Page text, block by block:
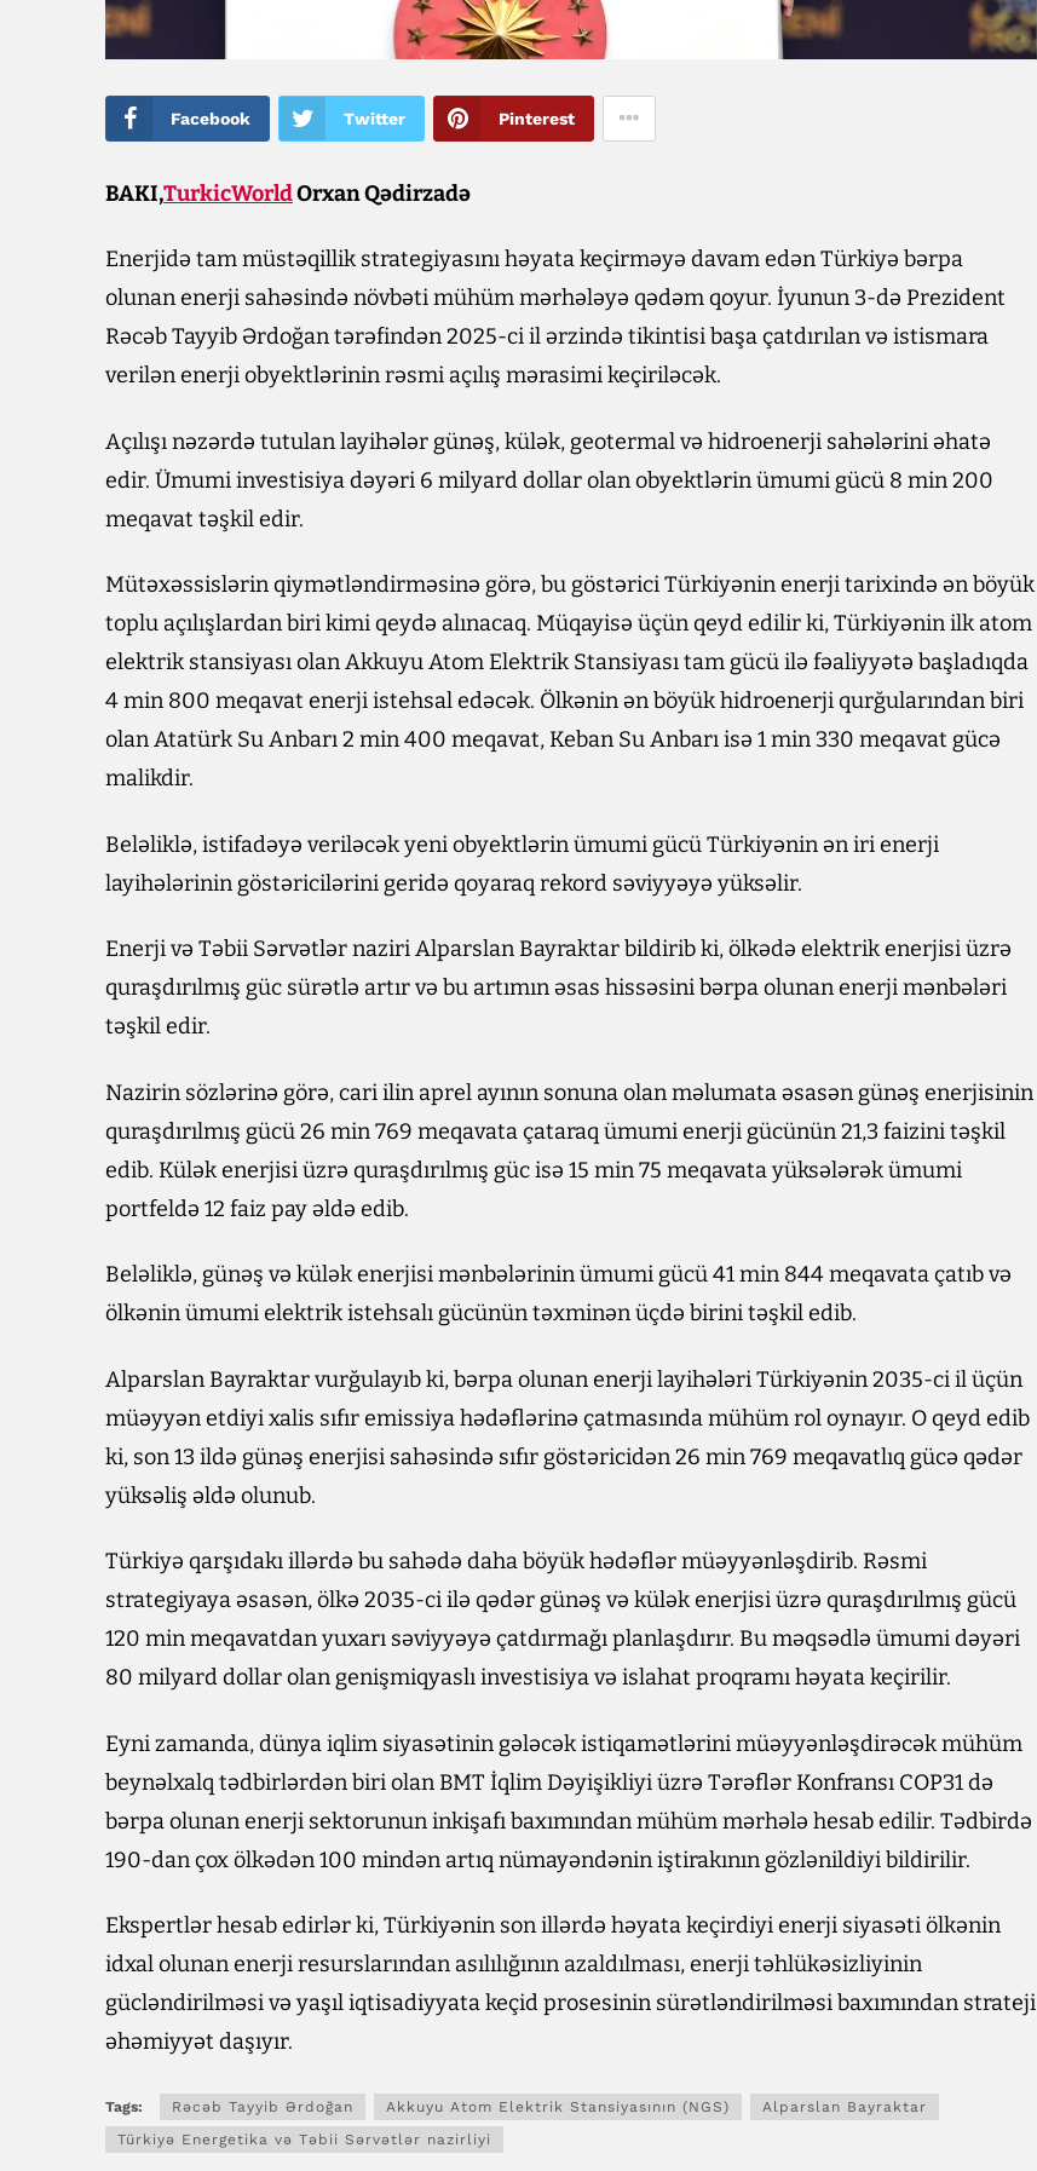
Facebook Twitter Pinterest
BAKI,TurkicWorldOrxan Qədirzadə
Enerjidə tam müstəqillik strategiyasını həyata keçirməyə davam edən Türkiyə bərpa
olunan enerji sahəsində növbəti mühüm mərhələyə qədəm qoyur. İyunun 3-də Prezident
Rəcəb Tayyib Ərdoğan tərəfindən 2025-ci il ərzində tikintisi başa çatdırılan və istismara
verilən enerji obyektlərinin rəsmi açılış mərasimi keçiriləcək.
Açılışı nəzərdə tutulan layihələr günəş, külək, geotermal və hidroenerji sahələrini əhatə
edir. Ümumi investisiya dəyəri 6 milyard dollar olan obyektlərin ümumi gücü 8 min 200
meqavat təşkil edir.
Mütəxəssislərin qiymətləndirməsinə görə, bu göstərici Türkiyənin enerji tarixində ən böyük
toplu açılışlardan biri kimi qeydə alınacaq. Müqayisə üçün qeyd edilir ki, Türkiyənin ilk atom
elektrik stansiyası olan Akkuyu Atom Elektrik Stansiyası tam gücü ilə fəaliyyətə başladıqda
4 min 800 meqavat enerji istehsal edəcək. Ölkənin ən böyük hidroenerji qurğularından biri
olan Atatürk Su Anbarı 2 min 400 meqavat, Keban Su Anbarı isə 1 min 330 meqavat gücə
malikdir.
Beləliklə, istifadəyə veriləcək yeni obyektlərin ümumi gücü Türkiyənin ən iri enerji
layihələrinin göstəricilərini geridə qoyaraq rekord səviyyəyə yüksəlir.
Enerji və Təbii Sərvətlər naziri Alparslan Bayraktar bildirib ki, ölkədə elektrik enerjisi üzrə
quraşdırılmış güc sürətlə artır və bu artımın əsas hissəsini bərpa olunan enerji mənbələri
təşkil edir.
Nazirin sözlərinə görə, cari ilin aprel ayının sonuna olan məlumata əsasən günəş enerjisinin
quraşdırılmış gücü 26 min 769 meqavata çataraq ümumi enerji gücünün 21,3 faizini təşkil
edib. Külək enerjisi üzrə quraşdırılmış güc isə 15 min 75 meqavata yüksələrək ümumi
portfeldə 12 faiz pay əldə edib.
Beləliklə, günəş və külək enerjisi mənbələrinin ümumi gücü 41 min 844 meqavata çatıb və
ölkənin ümumi elektrik istehsalı gücünün təxminən üçdə birini təşkil edib.
Alparslan Bayraktar vurğulayıb ki, bərpa olunan enerji layihələri Türkiyənin 2035-ci il üçün
müəyyən etdiyi xalis sıfır emissiya hədəflərinə çatmasında mühüm rol oynayır. O qeyd edib
ki, son 13 ildə günəş enerjisi sahəsində sıfır göstəricidən 26 min 769 meqavatlıq gücə qədər
yüksəliş əldə olunub.
Türkiyə qarşıdakı illərdə bu sahədə daha böyük hədəflər müəyyənləşdirib. Rəsmi
strategiyaya əsasən, ölkə 2035-ci ilə qədər günəş və külək enerjisi üzrə quraşdırılmış gücü
120 min meqavatdan yuxarı səviyyəyə çatdırmağı planlaşdırır. Bu məqsədlə ümumi dəyəri
80 milyard dollar olan genişmiqyaslı investisiya və islahat proqramı həyata keçirilir.
Eyni zamanda, dünya iqlim siyasətinin gələcək istiqamətlərini müəyyənləşdirəcək mühüm
beynəlxalq tədbirlərdən biri olan BMT İqlim Dəyişikliyi üzrə Tərəflər Konfransı COP31 də
bərpa olunan enerji sektorunun inkişafı baxımından mühüm mərhələ hesab edilir. Tədbirdə
190-dan çox ölkədən 100 mindən artıq nümayəndənin iştirakının gözlənildiyi bildirilir.
Ekspertlər hesab edirlər ki, Türkiyənin son illərdə həyata keçirdiyi enerji siyasəti ölkənin
idxal olunan enerji resurslarından asılılığının azaldılması, enerji təhlükəsizliyinin
gücləndirilməsi və yaşıl iqtisadiyyata keçid prosesinin sürətləndirilməsi baxımından strateji
əhəmiyyət daşıyır.
Tags: Rəcəb Tayyib Ərdoğan Akkuyu Atom Elektrik Stansiyasının (NGS)
Alparslan Bayraktar
Türkiyə Energetika və Təbii Sərvətlər nazirliyi